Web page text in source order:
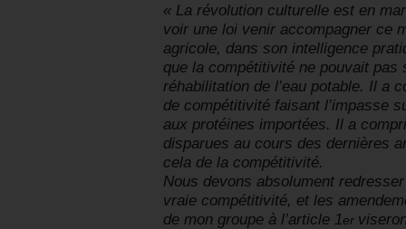
« La révolution culturelle est en
voir une loi venir accompagner ce
agricole, dans son intelligence
que la compétitivité ne pouvait pas
réhabilitation de l’eau potable. Il a
de compétitivité faisant l’impasse
aux protéines importées. Il a
disparues au cours des dernières
cela de la compétitivité.
Nous devons absolument
vraie compétitivité, et les
de mon groupe à l’article 1er